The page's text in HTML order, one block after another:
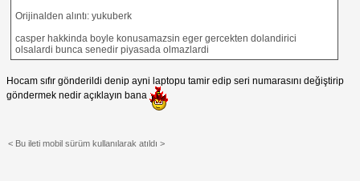
Orijinalden alıntı: yukuberk
casper hakkinda boyle konusamazsin eger gercekten dolandirici
olsalardi bunca senedir piyasada olmazlardi
Hocam sıfır gönderildi denip ayni laptopu tamir edip seri numarasını değiştirip
göndermek nedir açıklayın bana
< Bu ileti mobil sürüm kullanılarak atıldı >